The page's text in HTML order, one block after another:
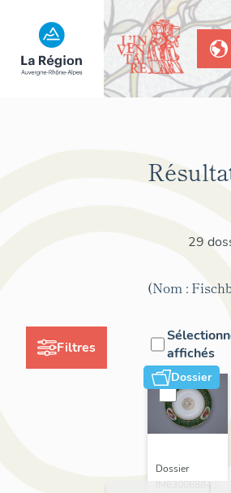
Filtres
29
(Nom :
affichés
Dossier
Dossier
IM63006884 |